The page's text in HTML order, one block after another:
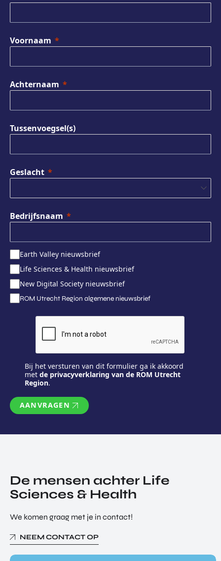
Voornaam
Achternaam
Tussenvoegsel(s)
Geslacht
Bedrijfsnaam
Earth Valley nieuwsbrief
Life Sciences & Health nieuwsbrief
New Digital Society nieuwsbrief
ROM Utrecht Region algemene nieuwsbrief
Bij het versturen van dit formulier ga ik akkoord
met de privacyverklaring van de ROM Utrecht
Region.
AANVRAGEN
De mensen achter Life
Sciences & Health
We komen graag met je in contact!
NEEM CONTACT OP